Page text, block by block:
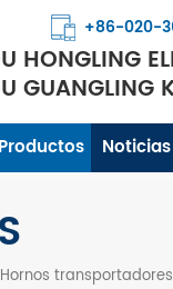
+86-020-
HONGLING
GUANGLING
Productos Noticias
Hornos